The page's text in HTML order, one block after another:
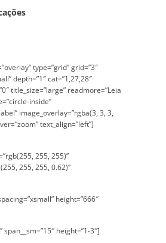
type=”grid” grid=”3″
depth=”1″ cat=”1,27,28″
title_size=”large” readmore=”Leia
inside”
image_overlay=”rgba(3, 3, 3,
text_align=”left”]
255, 255)”
255, 255, 0.62)”
height=”666″
span__sm=”15″ height=”1-3″]